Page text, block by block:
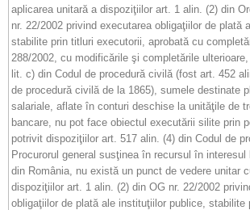
aplicarea unitară a dispoziţiilor art. 1 alin. (2) din
nr. 22/2002 privind executarea obligaţiilor de plată
stabilite prin titluri executorii, aprobată cu
288/2002, cu modificările şi completările
lit. c) din Codul de procedură civilă (fost art. 452
de procedură civilă de la 1865), sumele destinate
salariale, aflate în conturi deschise la unităţile de
bancare, nu pot face obiectul executării silite prin
potrivit dispoziţiilor art. 517 alin. (4) din Codul de
Procurorul general susţinea în recursul în
din România, nu există un punct de vedere unitar
dispoziţiilor art. 1 alin. (2) din OG nr. 22/2002
obligaţiilor de plată ale instituţiilor publice, stabilite